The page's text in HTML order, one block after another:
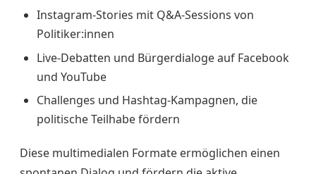
Instagram-Stories mit Q&A-Sessions von
Politiker:innen
Live-Debatten und Bürgerdialoge auf Facebook
und YouTube
Challenges und Hashtag-Kampagnen, die
politische Teilhabe fördern
Diese multimedialen Formate ermöglichen einen